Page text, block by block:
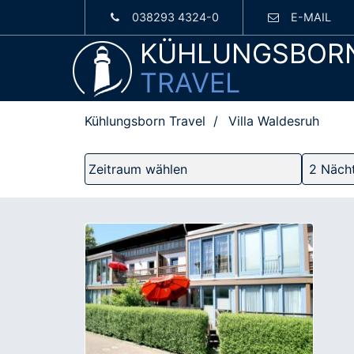
038293 4324-0 E-MAIL
TRAVEL
Kühlungsborn Travel Villa Waldesruh